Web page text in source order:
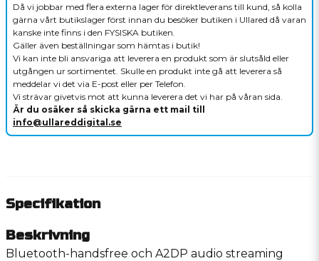
Då vi jobbar med flera externa lager för direktleverans till kund, så kolla
gärna vårt butikslager först innan du besöker butiken i Ullared då varan
kanske inte finns i den FYSISKA butiken.
Gäller även beställningar som hämtas i butik!
Vi kan inte bli ansvariga att leverera en produkt som är slutsåld eller
utgången ur sortimentet. Skulle en produkt inte gå att leverera så
meddelar vi det via E-post eller per Telefon.
Vi strävar givetvis mot att kunna leverera det vi har på våran sida.
Är du osäker så skicka gärna ett mail till
info@ullareddigital.se
Beskrivning
Bluetooth-handsfree och A2DP audio streaming
Specifikation